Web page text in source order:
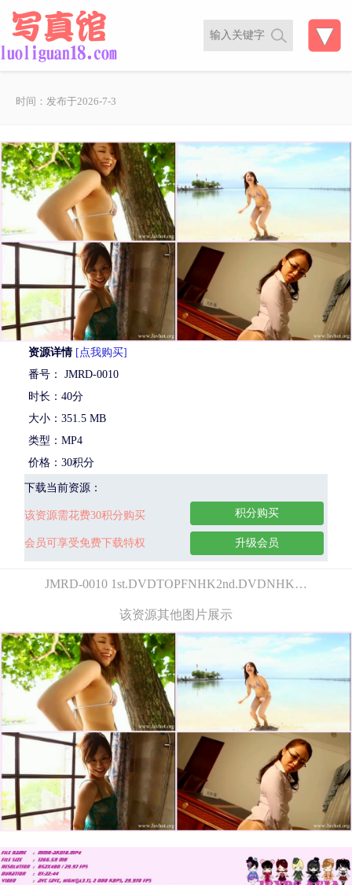
时间：发布于2026-7-3
资源详情 [点我购买]
番号： JMRD-0010
时长：40分
大小：351.5 MB
类型：MP4
价格：30积分
下载当前资源：
该资源需花费30积分购买
会员可享受免费下载特权
积分购买
升级会员
JMRD-0010 1st.DVDTOPFNHK2nd.DVDNHK…
该资源其他图片展示